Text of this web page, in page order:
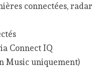
connectées, radar
Connect IQ
Music uniquement)